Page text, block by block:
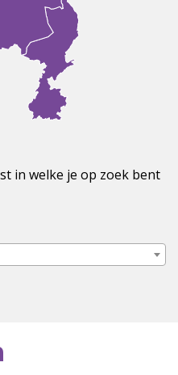
in welke je op zoek bent